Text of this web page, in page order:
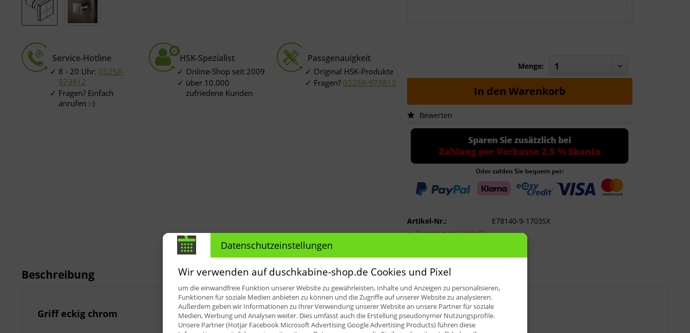
Service-Hotline
8 - 20 Uhr: 05258-
973812
Fragen? Einfach
anrufen :-)
HSK-Spezialist
Online-Shop seit 2009
über 10.000
zufriedene Kunden
Passgenauigkeit
Original HSK-Produkte
Fragen? 05258-973812
Menge:
In den Warenkorb
Bewerten
Artikel-Nr.:
E78140-9-17035X
Fragen zum Artikel?
Beschreibung
Griff eckig chrom
Datenschutzeinstellungen
Wir verwenden auf duschkabine-shop.de Cookies und Pixel
um die einwandfreie Funktion unserer Website zu gewährleisten, Inhalte und Anzeigen zu personalisieren,
Funktionen für soziale Medien anbieten zu können und die Zugriffe auf unserer Website zu analysieren.
Außerdem geben wir Informationen zu Ihrer Verwendung unserer Website an unsere Partner für soziale
Medien, Werbung und Analysen weiter. Dies umfasst auch die Erstellung pseudonymer Nutzungsprofile.
Unsere Partner (Hotjar Facebook Microsoft Advertising Google Advertising Products) führen diese